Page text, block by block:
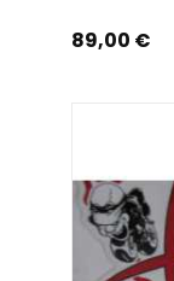
Prix
89,00 €